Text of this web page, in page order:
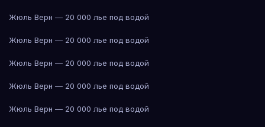
Жюль Верн — 20 000 лье под водой
Жюль Верн — 20 000 лье под водой
Жюль Верн — 20 000 лье под водой
Жюль Верн — 20 000 лье под водой
Жюль Верн — 20 000 лье под водой